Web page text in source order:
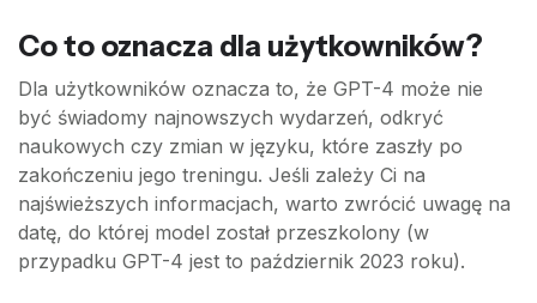
Co to oznacza dla użytkowników?
Dla użytkowników oznacza to, że GPT-4 może nie
być świadomy najnowszych wydarzeń, odkryć
naukowych czy zmian w języku, które zaszły po
zakończeniu jego treningu. Jeśli zależy Ci na
najświeższych informacjach, warto zwrócić uwagę na
datę, do której model został przeszkolony (w
przypadku GPT-4 jest to październik 2023 roku).